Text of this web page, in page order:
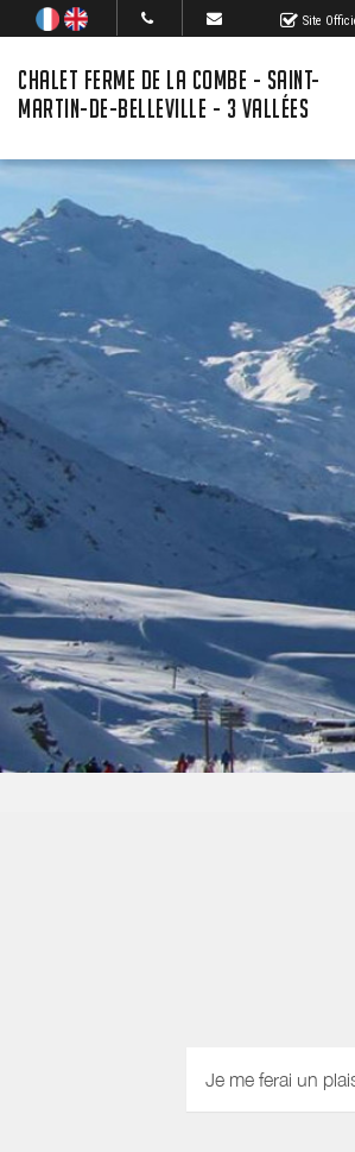
Site
CHALET FERME DE LA COMBE - SAINT-
MARTIN-DE-BELLEVILLE - 3 VALLÉES
Je me ferai un